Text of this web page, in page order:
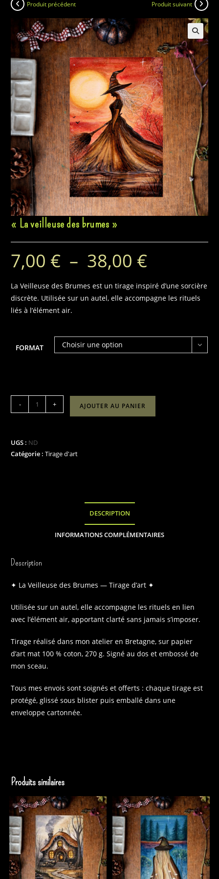
Produit précédent Produit suivant
« La veilleuse des brumes »
7,00 € – 38,00 €Plage
à
38,00 €
La Veilleuse des Brumes est un tirage inspiré d’une sorcière
discrète. Utilisée sur un autel, elle accompagne les rituels
liés à l’élément air.
FORMAT Choisir une option
quantité
de
des
- + AJOUTER AU PANIER
UGS : ND
Catégorie :Tirage d'art
DESCRIPTION
INFORMATIONS COMPLÉMENTAIRES
Description
✦ La Veilleuse des Brumes — Tirage d’art ✦
Utilisée sur un autel, elle accompagne les rituels en lien
avec l’élément air, apportant clarté sans jamais s’imposer.
Tirage réalisé dans mon atelier en Bretagne, sur papier
d’art mat 100 % coton, 270 g. Signé au dos et embossé de
mon sceau.
Tous mes envois sont soignés et offerts : chaque tirage est
protégé, glissé sous blister puis emballé dans une
enveloppe cartonnée.
Produits similaires